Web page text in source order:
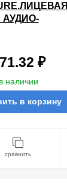
АУДИО-
₽
в наличии
в корзину
сравнить